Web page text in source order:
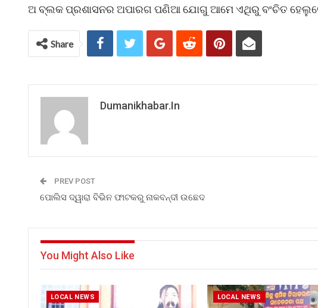
ଅ ବ୍ଲକ ପ୍ରଶାସନର ଅପାରଗ ପଣିଆ ଯୋଗୁ ଆମେ ଏଥିରୁ ବଂଚିତ
Share
Dumanikhabar.in
PREV POST
ପୋଲିସ ଦ୍ୱାରା ବିଭିନ ଫାଟକରୁ ନାକବନ୍ଦୀ ଉଛେଦ
You Might Also Like
LOCAL NEWS LOCAL NEWS